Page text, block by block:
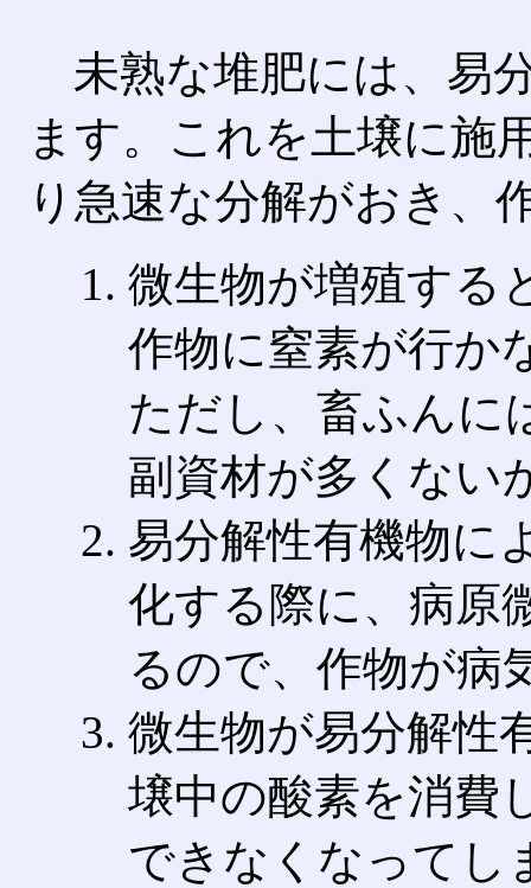
未熟な堆肥には、易
ます。これを土壌に施
り急速な分解がおき、
微生物が増殖する
作物に窒素が行か
ただし、畜ふんに
副資材が多くない
易分解性有機物に
化する際に、病原
るので、作物が病
微生物が易分解性
壌中の酸素を消費
できなくなってし